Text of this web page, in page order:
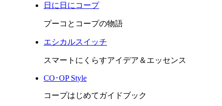
日に日にコープ
プーコとコープの物語
エシカルスイッチ
スマートにくらすアイデア＆エッセンス
CO･OP Style
コープはじめてガイドブック